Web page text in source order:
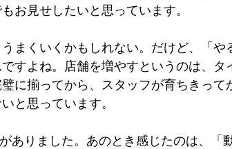
お見せしたいと思っています。
まくいくかもしれない。だけど、「や
すよね。店舗を増やすというのは、タ
に揃ってから、スタッフが育ちきって
と思っています。
ありました。あのとき感じたのは、「